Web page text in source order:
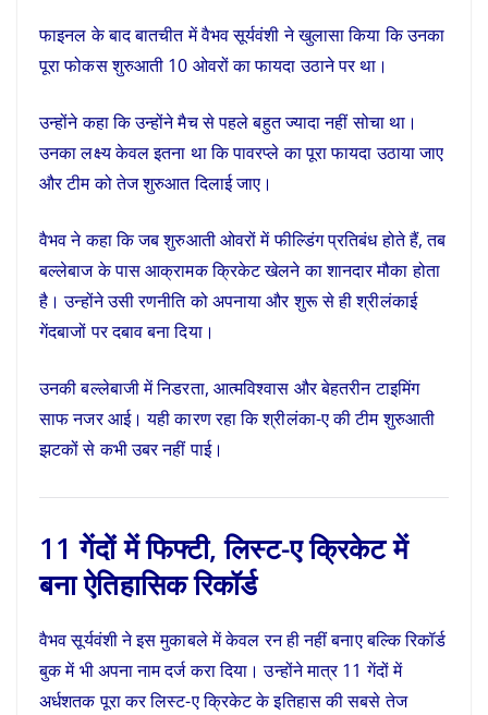
फाइनल के बाद बातचीत में वैभव सूर्यवंशी ने खुलासा किया कि उनका
पूरा फोकस शुरुआती 10 ओवरों का फायदा उठाने पर था।
उन्होंने कहा कि उन्होंने मैच से पहले बहुत ज्यादा नहीं सोचा था।
उनका लक्ष्य केवल इतना था कि पावरप्ले का पूरा फायदा उठाया जाए
और टीम को तेज शुरुआत दिलाई जाए।
वैभव ने कहा कि जब शुरुआती ओवरों में फील्डिंग प्रतिबंध होते हैं, तब
बल्लेबाज के पास आक्रामक क्रिकेट खेलने का शानदार मौका होता
है। उन्होंने उसी रणनीति को अपनाया और शुरू से ही श्रीलंकाई
गेंदबाजों पर दबाव बना दिया।
उनकी बल्लेबाजी में निडरता, आत्मविश्वास और बेहतरीन टाइमिंग
साफ नजर आई। यही कारण रहा कि श्रीलंका-ए की टीम शुरुआती
झटकों से कभी उबर नहीं पाई।
11 गेंदों में फिफ्टी, लिस्ट-ए क्रिकेट में
बना ऐतिहासिक रिकॉर्ड
वैभव सूर्यवंशी ने इस मुकाबले में केवल रन ही नहीं बनाए बल्कि रिकॉर्ड
बुक में भी अपना नाम दर्ज करा दिया। उन्होंने मात्र 11 गेंदों में
अर्धशतक पूरा कर लिस्ट-ए क्रिकेट के इतिहास की सबसे तेज